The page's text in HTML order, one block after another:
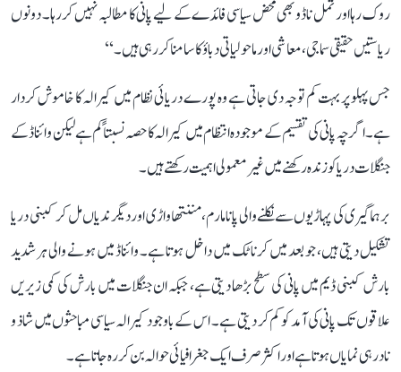
روک رہا اور تمل ناڈو بھی محض سیاسی فائدے کے لیے پانی کا مطالبہ نہیں کر رہا۔ دونوں
ریاستیں حقیقی سماجی، معاشی اور ماحولیاتی دباؤ کا سامنا کر رہی ہیں۔‘‘
جس پہلو پر بہت کم توجہ دی جاتی ہے وہ پورے دریائی نظام میں کیرالہ کا خاموش کردار
ہے۔ اگرچہ پانی کی تقسیم کے موجودہ انتظام میں کیرالہ کا حصہ نسبتاً کم ہے لیکن وائناڈ کے
جنگلات دریا کو زندہ رکھنے میں غیر معمولی اہمیت رکھتے ہیں۔
برہماگیری کی پہاڑیوں سے نکلنے والی پانامارم، مننتھاواڑی اور دیگر ندیاں مل کر کبنی دریا
تشکیل دیتی ہیں، جو بعد میں کرناٹک میں داخل ہوتا ہے۔ وائناڈ میں ہونے والی ہر شدید
بارش کبنی ڈیم میں پانی کی سطح بڑھا دیتی ہے، جبکہ ان جنگلات میں بارش کی کمی زیریں
علاقوں تک پانی کی آمد کو کم کر دیتی ہے۔ اس کے باوجود کیرالہ سیاسی مباحثوں میں شاذ و
نادر ہی نمایاں ہوتا ہے اور اکثر صرف ایک جغرافیائی حوالہ بن کر رہ جاتا ہے۔